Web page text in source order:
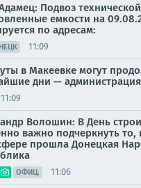
Подвоз
емкости на
по адресам:
11:09
в Макеевке могут
дни —
11:09
Волошин: В День
важно подчеркнуть то,
прошла Донецкая
ОФИЦ. 11:06